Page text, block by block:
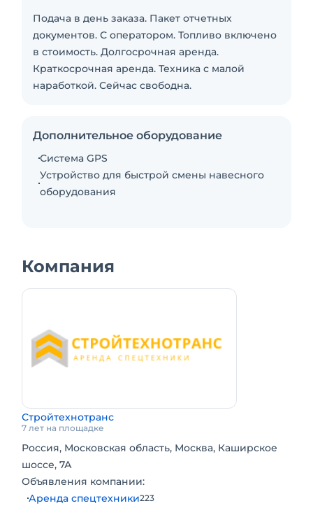
Подача в день заказа. Пакет отчетных
документов. С оператором. Топливо включено
в стоимость. Долгосрочная аренда.
Краткосрочная аренда. Техника с малой
наработкой. Сейчас свободна.
Дополнительное оборудование
Система GPS
Устройство для быстрой смены навесного
оборудования
Компания
Стройтехнотранс
7 лет на площадке
Россия, Московская область, Москва, Каширское
шоссе, 7А
Объявления компании:
Аренда спецтехники223